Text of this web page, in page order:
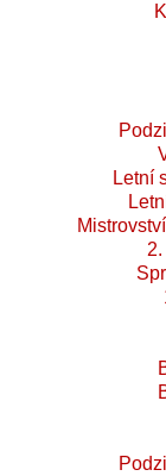
Letní